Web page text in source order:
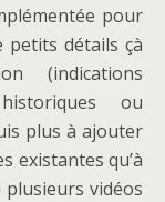
pour
petits détails çà
(indications
ou
plus à ajouter
existantes qu’à
plusieurs vidéos